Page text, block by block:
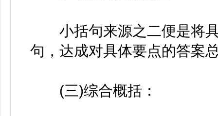
小括句来源之二便是将具
句，达成对具体要点的答案
(三)综合概括：